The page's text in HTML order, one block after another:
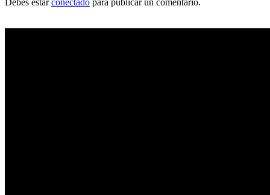
Debes estarconectado para publicar un comentario.